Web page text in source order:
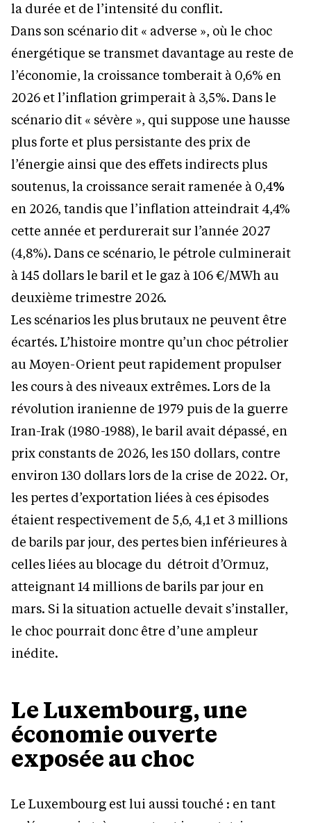
la durée et de l’intensité du conflit.
Dans son scénario dit « adverse », où le choc
énergétique se transmet davantage au reste de
l’économie, la croissance tomberait à 0,6% en
2026 et l’inflation grimperait à 3,5%. Dans le
scénario dit « sévère », qui suppose une hausse
plus forte et plus persistante des prix de
l’énergie ainsi que des effets indirects plus
soutenus, la croissance serait ramenée à 0,4%
en 2026, tandis que l’inflation atteindrait 4,4%
cette année et perdurerait sur l’année 2027
(4,8%). Dans ce scénario, le pétrole culminerait
à 145 dollars le baril et le gaz à 106 €/MWh au
deuxième trimestre 2026.
Les scénarios les plus brutaux ne peuvent être
écartés. L’histoire montre qu’un choc pétrolier
au Moyen-Orient peut rapidement propulser
les cours à des niveaux extrêmes. Lors de la
révolution iranienne de 1979 puis de la guerre
Iran-Irak (1980-1988), le baril avait dépassé, en
prix constants de 2026, les 150 dollars, contre
environ 130 dollars lors de la crise de 2022. Or,
les pertes d’exportation liées à ces épisodes
étaient respectivement de 5,6, 4,1 et 3 millions
de barils par jour, des pertes bien inférieures à
celles liées au blocage du détroit d’Ormuz,
atteignant 14 millions de barils par jour en
mars. Si la situation actuelle devait s’installer,
le choc pourrait donc être d’une ampleur
inédite.
Le Luxembourg, une
économie ouverte
exposée au choc
Le Luxembourg est lui aussi touché : en tant